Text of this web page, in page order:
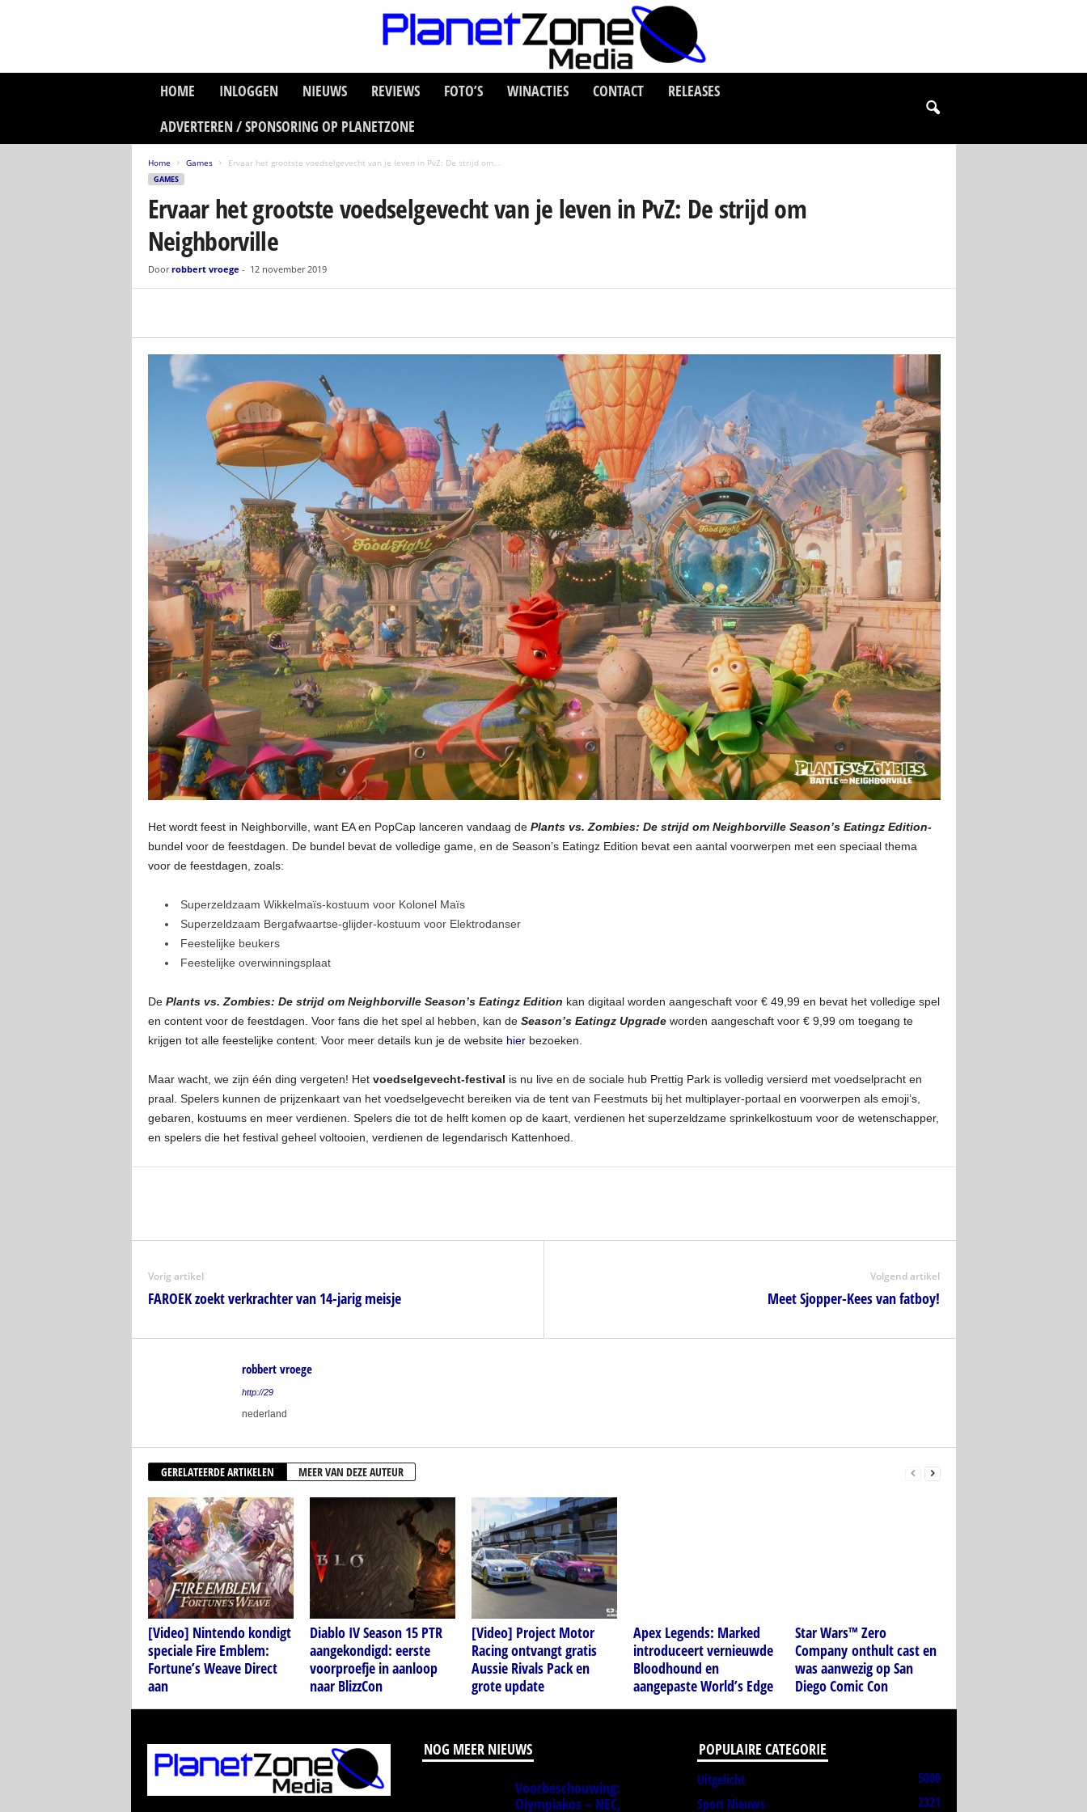
HOME INLOGGEN NIEUWS REVIEWS FOTO’S WINACTIES CONTACT
RELEASES
ADVERTEREN / SPONSORING OP PLANETZONE
Home Games Ervaar het grootste voedselgevecht van je leven in PvZ: De strijd om...
GAMES
Ervaar het grootste voedselgevecht van je leven in PvZ: De strijd om
Neighborville
Door robbert vroege - 12 november 2019
Het wordt feest in Neighborville, want EA en PopCap lanceren vandaag de Plants vs. Zombies: De strijd om Neighborville Season’s Eatingz Edition-
bundel voor de feestdagen. De bundel bevat de volledige game, en de Season’s Eatingz Edition bevat een aantal voorwerpen met een speciaal thema
voor de feestdagen, zoals:
Superzeldzaam Wikkelmaïs-kostuum voor Kolonel Maïs
Superzeldzaam Bergafwaartse-glijder-kostuum voor Elektrodanser
Feestelijke beukers
Feestelijke overwinningsplaat
De Plants vs. Zombies: De strijd om Neighborville Season’s Eatingz Edition kan digitaal worden aangeschaft voor € 49,99 en bevat het volledige spel
en content voor de feestdagen. Voor fans die het spel al hebben, kan de Season’s Eatingz Upgradeworden aangeschaft voor € 9,99 om toegang te
krijgen tot alle feestelijke content. Voor meer details kun je de website hierbezoeken.
Maar wacht, we zijn één ding vergeten! Het voedselgevecht-festival is nu live en de sociale hub Prettig Park is volledig versierd met voedselpracht en
praal. Spelers kunnen de prijzenkaart van het voedselgevecht bereiken via de tent van Feestmuts bij het multiplayer-portaal en voorwerpen als emoji’s,
gebaren, kostuums en meer verdienen. Spelers die tot de helft komen op de kaart, verdienen het superzeldzame sprinkelkostuum voor de wetenschapper,
en spelers die het festival geheel voltooien, verdienen de legendarisch Kattenhoed.
Vorig artikel
FAROEK zoekt verkrachter van 14-jarig meisje
Volgend artikel
Meet Sjopper-Kees van fatboy!
robbert vroege
http://29
nederland
GERELATEERDE ARTIKELEN MEER VAN DEZE AUTEUR
[Video] Nintendo kondigt
speciale Fire Emblem:
Fortune’s Weave Direct
aan
Diablo IV Season 15 PTR
aangekondigd: eerste
voorproefje in aanloop
naar BlizzCon
[Video] Project Motor
Racing ontvangt gratis
Aussie Rivals Pack en
grote update
Apex Legends: Marked
introduceert vernieuwde
Bloodhound en
aangepaste World’s Edge
Star Wars™ Zero
Company onthult cast en
was aanwezig op San
Diego Comic Con
NOG MEER NIEUWS
Voorbeschouwing:
Olympiakos – NEC,
POPULAIRE CATEGORIE
Uitgelicht
5000
Sport Nieuws
2321